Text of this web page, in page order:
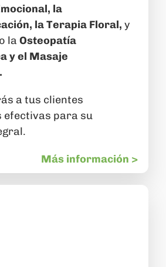
la
la Terapia Floral, y
la Osteopatía
y el Masaje
a tus clientes
efectivas para su
Más información >